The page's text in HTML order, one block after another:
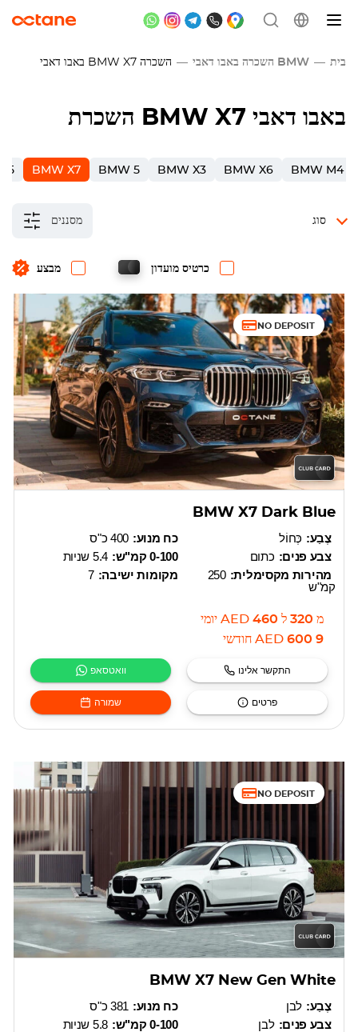
בית BMW השכרה באבו דאבי השכרה BMW X7 באבו דאבי
השכרת BMW X7 באבו דאבי
BMW X7 BMW 5 BMW X3 BMW X6 BMW M4
מסננים
מבצע כרטיס מועדון
סוג
NO DEPOSIT
BMW X7 Dark Blue
כח מנוע: 400 כ"ס
0-100 קמ"ש:
5.4 שניות
מקומות ישיבה: 7
צֶבַע: כְּחוֹל
צבע פנים: כתום
מהירות מקסימלית: 250
קמ"ש
מ 320 ל 460
AED יומי
9 600
AED חודשי
וואטסאפ התקשר אלינו
שמורה פרטים
NO DEPOSIT
BMW X7 New Gen White
כח מנוע: 381 כ"ס
0-100 קמ"ש:
5.8 שניות
צֶבַע: לבן
צבע פנים: לבן